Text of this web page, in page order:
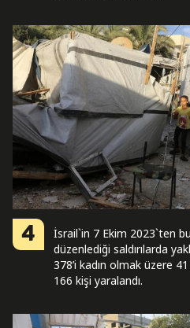
4
İsrail`in 7 Ekim 2023`ten
düzenlediği saldırılarda
378’i kadın olmak üzere
166 kişi yaralandı.